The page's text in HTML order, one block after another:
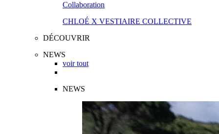
Collaboration
CHLOÉ X VESTIAIRE COLLECTIVE
DÉCOUVRIR
NEWS
voir tout
NEWS